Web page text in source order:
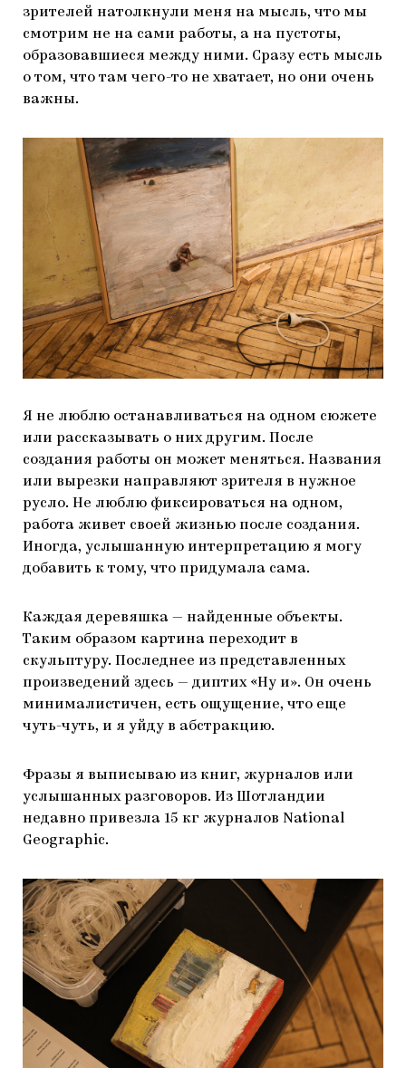
зрителей натолкнули меня на мысль, что мы
смотрим не на сами работы, а на пустоты,
образовавшиеся между ними. Сразу есть мысль
о том, что там чего-то не хватает, но они очень
важны.
Я не люблю останавливаться на одном сюжете
или рассказывать о них другим. После
создания работы он может меняться. Названия
или вырезки направляют зрителя в нужное
русло. Не люблю фиксироваться на одном,
работа живет своей жизнью после создания.
Иногда, услышанную интерпретацию я могу
добавить к тому, что придумала сама.
Каждая деревяшка — найденные объекты.
Таким образом картина переходит в
скульптуру. Последнее из представленных
произведений здесь — диптих «Ну и». Он очень
минималистичен, есть ощущение, что еще
чуть-чуть, и я уйду в абстракцию.
Фразы я выписываю из книг, журналов или
услышанных разговоров. Из Шотландии
недавно привезла 15 кг журналов National
Geographic.